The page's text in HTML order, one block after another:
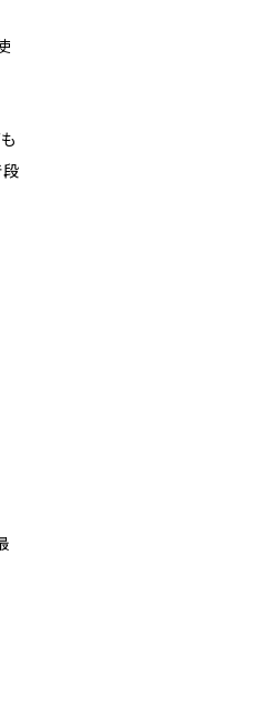
段